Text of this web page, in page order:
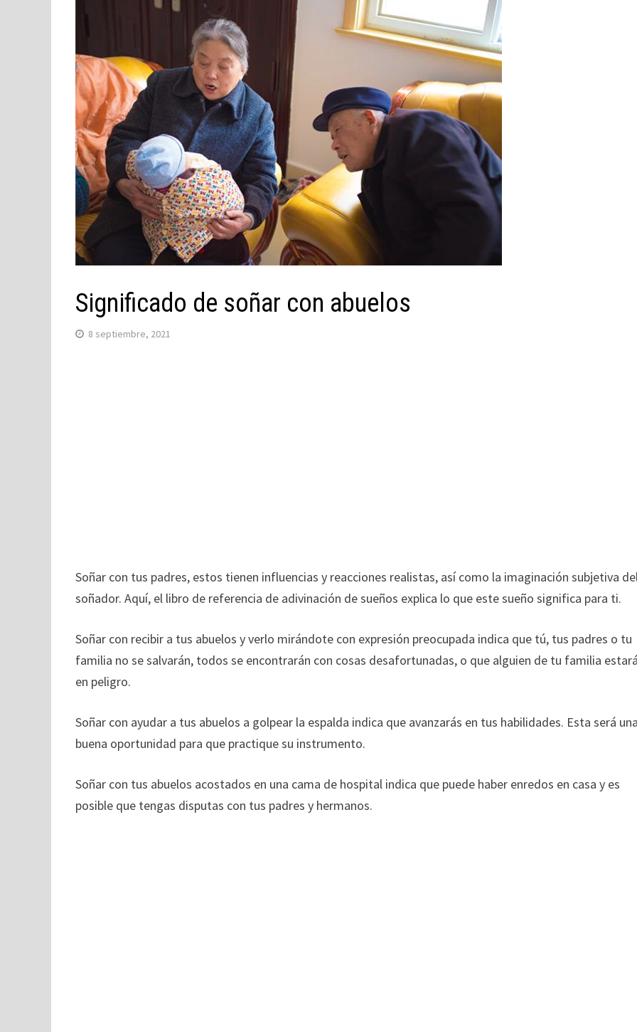
Significado de soñar con abuelos
8 septiembre, 2021
Soñar con tus padres, estos tienen influencias y reacciones realistas, así como la imaginación subjetiva
soñador. Aquí, el libro de referencia de adivinación de sueños explica lo que este sueño significa para ti.
Soñar con recibir a tus abuelos y verlo mirándote con expresión preocupada indica que tú, tus padres o tu
familia no se salvarán, todos se encontrarán con cosas desafortunadas, o que alguien de tu familia
en peligro.
Soñar con ayudar a tus abuelos a golpear la espalda indica que avanzarás en tus habilidades. Esta será
buena oportunidad para que practique su instrumento.
Soñar con tus abuelos acostados en una cama de hospital indica que puede haber enredos en casa y es
posible que tengas disputas con tus padres y hermanos.